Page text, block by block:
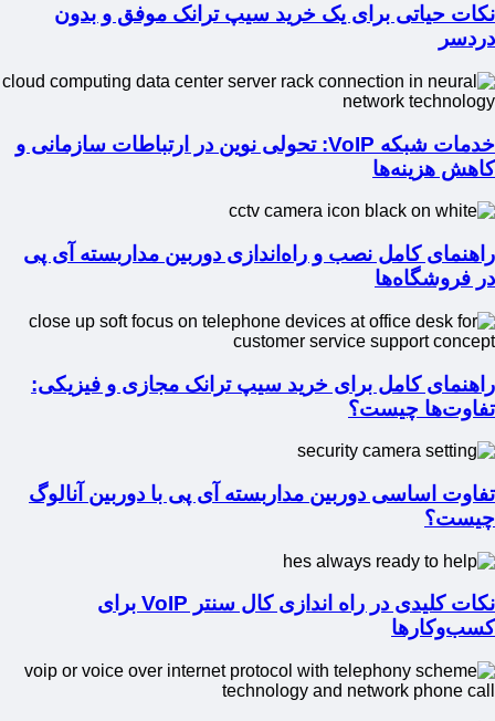
نکات حیاتی برای یک خرید سیپ ترانک موفق و بدون
دردسر
خدمات شبکه VoIP: تحولی نوین در ارتباطات سازمانی و
کاهش هزینه‌ها
راهنمای کامل نصب و راه‌اندازی دوربین مداربسته آی پی
در فروشگاه‌ها
راهنمای کامل برای خرید سیپ ترانک مجازی و فیزیکی:
تفاوت‌ها چیست؟
تفاوت اساسی دوربین مداربسته آی پی با دوربین آنالوگ
چیست؟
نکات کلیدی در راه اندازی کال سنتر VoIP برای
کسب‌وکارها